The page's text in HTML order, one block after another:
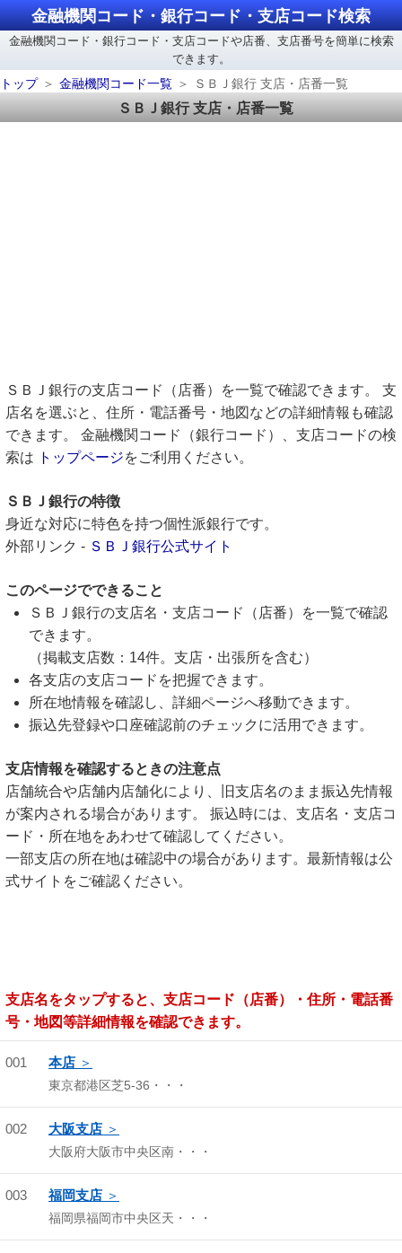
金融機関コード・銀行コード・支店コード検索
金融機関コード・銀行コード・支店コードや店番、支店番号を簡単に検索
できます。
トップ
金融機関コード一覧 ＳＢＪ銀行 支店・店番一覧
ＳＢＪ銀行 支店・店番一覧
ＳＢＪ銀行の支店コード（店番）を一覧で確認できます。 支
店名を選ぶと、住所・電話番号・地図などの詳細情報も確認
できます。 金融機関コード（銀行コード）、支店コードの検
索は
トップページをご利用ください。
ＳＢＪ銀行の特徴
身近な対応に特色を持つ個性派銀行です。
外部リンク - ＳＢＪ銀行公式サイト
このページでできること
ＳＢＪ銀行の支店名・支店コード（店番）を一覧で確認
できます。
（掲載支店数：14件。支店・出張所を含む）
各支店の支店コードを把握できます。
所在地情報を確認し、詳細ページへ移動できます。
振込先登録や口座確認前のチェックに活用できます。
支店情報を確認するときの注意点
店舗統合や店舗内店舗化により、旧支店名のまま振込先情報
が案内される場合があります。 振込時には、支店名・支店コ
ード・所在地をあわせて確認してください。
一部支店の所在地は確認中の場合があります。最新情報は公
式サイトをご確認ください。
支店名をタップすると、支店コード（店番）・住所・電話番
号・地図等詳細情報を確認できます。
001 本店
東京都港区芝5-36・・・
002 大阪支店
大阪府大阪市中央区南・・・
003 福岡支店
福岡県福岡市中央区天・・・